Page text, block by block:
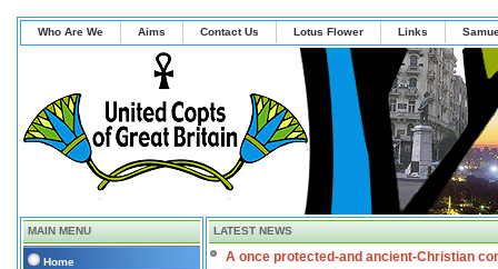
Who Are We Aims Contact Us Lotus Flower Links
MAIN MENU
Home
LATEST NEWS
A once protected-and ancient-Christian